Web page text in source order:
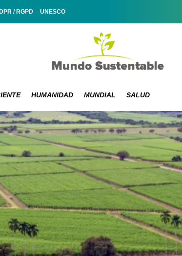
/ RGPD UNESCO
HUMANIDAD MUNDIAL SALUD